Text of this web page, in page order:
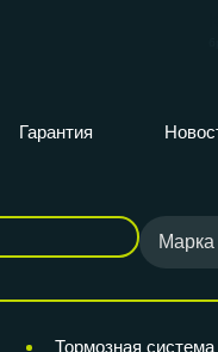
Гарантия
Марка
Тормозная система